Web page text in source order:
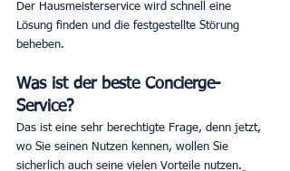
Der Hausmeisterservice wird schnell eine
Lösung finden und die festgestellte Störung
beheben.
Was ist der beste Concierge-
Service?
Das ist eine sehr berechtigte Frage, denn jetzt,
wo Sie seinen Nutzen kennen, wollen Sie
sicherlich auch seine vielen Vorteile nutzen.